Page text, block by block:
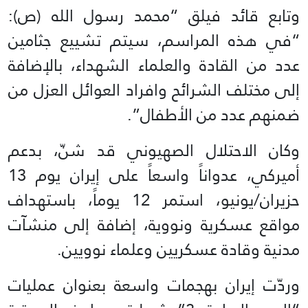
وتابع قائد فيلق “محمد رسول الله (ص):
“في هذه المراسم، سيتم تشييع جثامين
عدد من القادة والعلماء الشهداء، بالإضافة
إلى مختلف الشرائح وافراد العوائل العزل من
ضمنهم عدد من الأطفال”.
وكان الاحتلال الصهيوني قد شنّ، بدعم
أميركي، عدواناً واسعاً على إيران يوم 13
حزيران/يونيو، استمر 12 يوماً، باستهداف
مواقع عسكرية ونووية، إضافة إلى منشآت
مدنية وقادة عسكريين وعلماء نوويين.
وردّت إيران بهجمات واسعة بعنوان عمليات